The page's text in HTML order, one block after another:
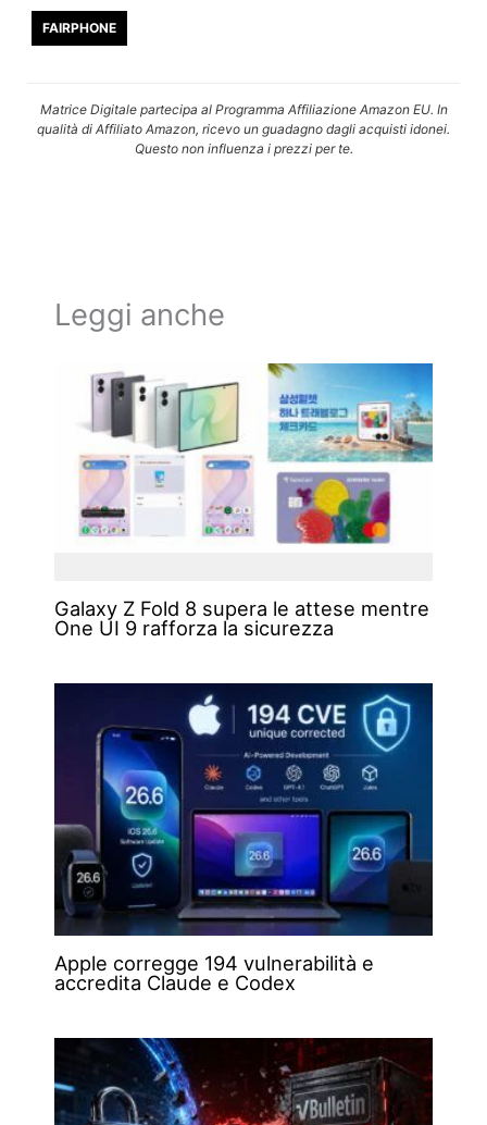
FAIRPHONE
Matrice Digitale partecipa al Programma Affiliazione Amazon EU. In
qualità di Affiliato Amazon, ricevo un guadagno dagli acquisti idonei.
Questo non influenza i prezzi per te.
Leggi anche
Galaxy Z Fold 8 supera le attese mentre
One UI 9 rafforza la sicurezza
Apple corregge 194 vulnerabilità e
accredita Claude e Codex